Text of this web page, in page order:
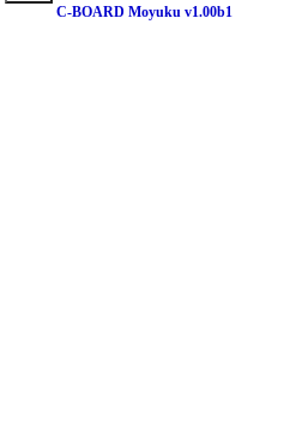
C-BOARD Moyuku v1.00b1